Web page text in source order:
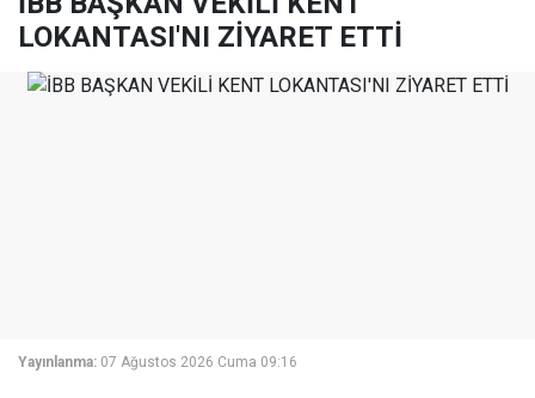
LOKANTASI'NI ZİYARET ETTİ
Yayınlanma: 07 Ağustos 2026 Cuma 09:16